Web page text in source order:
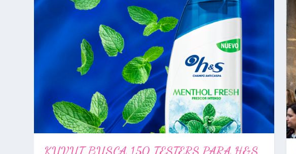
KUVUT BUSCA 150 TESTERS PARA H&S